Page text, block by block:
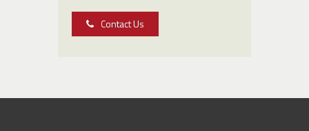
Contact Us